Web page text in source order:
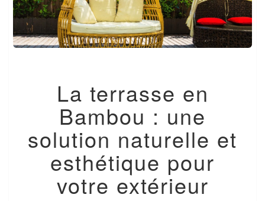
EN
:
UNE
SOLUTION
NATURELLE
ET
ESTHÉTIQUE
POUR
La terrasse en
Bambou : une
solution naturelle et
esthétique pour
votre extérieur